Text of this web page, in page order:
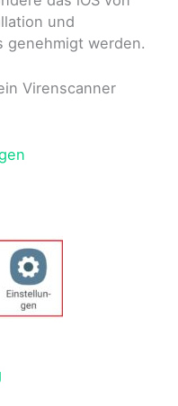
und
genehmigt werden.
Virenscanner